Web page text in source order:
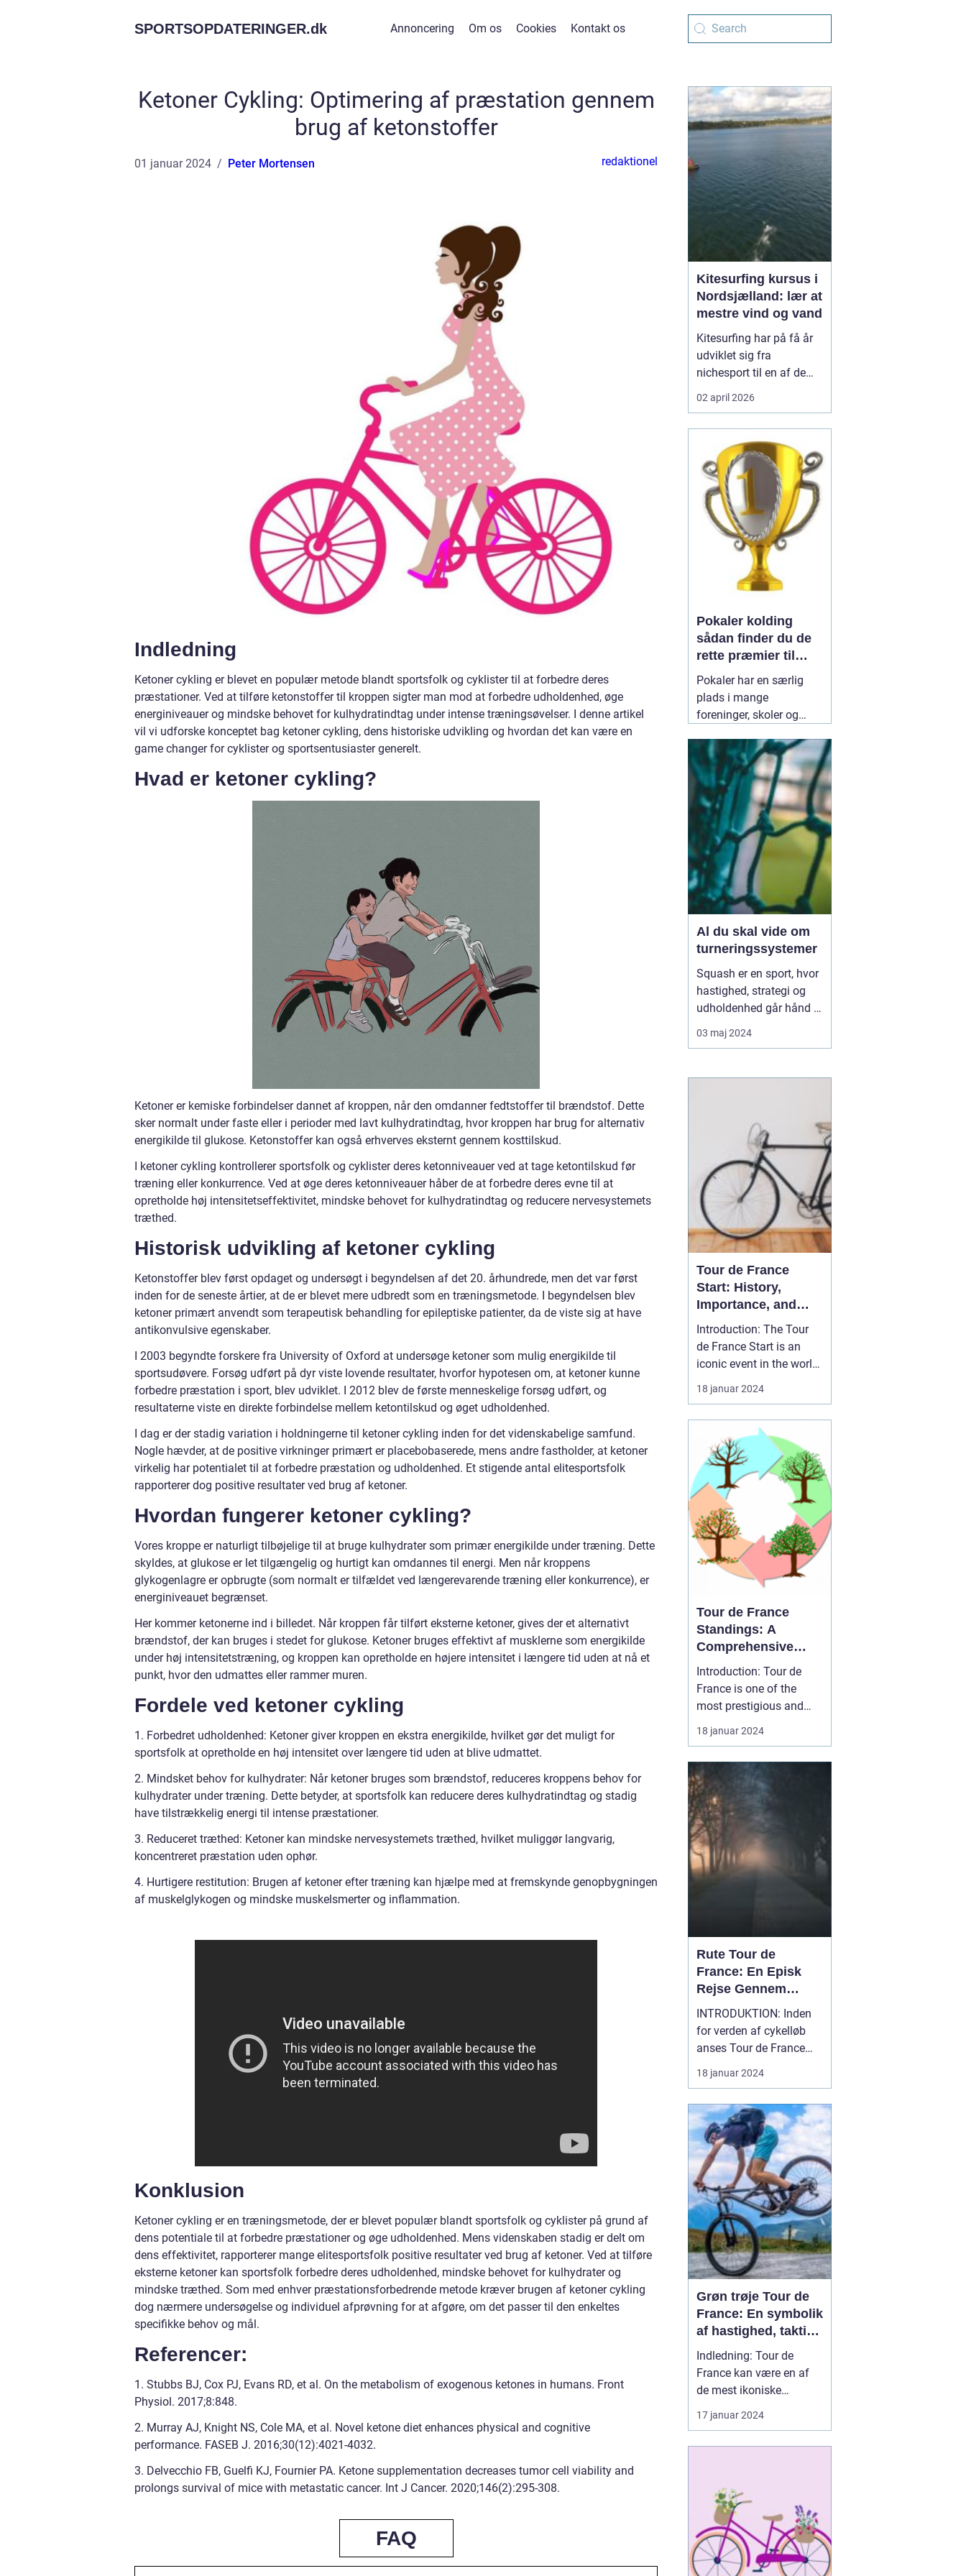
SPORTSOPDATERINGER.dk Annoncering Om os Cookies Kontakt os
Ketoner Cykling: Optimering af præstation gennem
brug af ketonstoffer
01 januar 2024 Peter Mortensen redaktionel
Indledning
Ketoner cykling er blevet en populær metode blandt sportsfolk og cyklister til at forbedre deres
præstationer. Ved at tilføre ketonstoffer til kroppen sigter man mod at forbedre udholdenhed, øge
energiniveauer og mindske behovet for kulhydratindtag under intense træningsøvelser. I denne artikel
vil vi udforske konceptet bag ketoner cykling, dens historiske udvikling og hvordan det kan være en
game changer for cyklister og sportsentusiaster generelt.
Hvad er ketoner cykling?
Ketoner er kemiske forbindelser dannet af kroppen, når den omdanner fedtstoffer til brændstof. Dette
sker normalt under faste eller i perioder med lavt kulhydratindtag, hvor kroppen har brug for alternativ
energikilde til glukose. Ketonstoffer kan også erhverves eksternt gennem kosttilskud.
I ketoner cykling kontrollerer sportsfolk og cyklister deres ketonniveauer ved at tage ketontilskud før
træning eller konkurrence. Ved at øge deres ketonniveauer håber de at forbedre deres evne til at
opretholde høj intensitetseffektivitet, mindske behovet for kulhydratindtag og reducere nervesystemets
træthed.
Historisk udvikling af ketoner cykling
Ketonstoffer blev først opdaget og undersøgt i begyndelsen af det 20. århundrede, men det var først
inden for de seneste årtier, at de er blevet mere udbredt som en træningsmetode. I begyndelsen blev
ketoner primært anvendt som terapeutisk behandling for epileptiske patienter, da de viste sig at have
antikonvulsive egenskaber.
I 2003 begyndte forskere fra University of Oxford at undersøge ketoner som mulig energikilde til
sportsudøvere. Forsøg udført på dyr viste lovende resultater, hvorfor hypotesen om, at ketoner kunne
forbedre præstation i sport, blev udviklet. I 2012 blev de første menneskelige forsøg udført, og
resultaterne viste en direkte forbindelse mellem ketontilskud og øget udholdenhed.
I dag er der stadig variation i holdningerne til ketoner cykling inden for det videnskabelige samfund.
Nogle hævder, at de positive virkninger primært er placebobaserede, mens andre fastholder, at ketoner
virkelig har potentialet til at forbedre præstation og udholdenhed. Et stigende antal elitesportsfolk
rapporterer dog positive resultater ved brug af ketoner.
Hvordan fungerer ketoner cykling?
Vores kroppe er naturligt tilbøjelige til at bruge kulhydrater som primær energikilde under træning. Dette
skyldes, at glukose er let tilgængelig og hurtigt kan omdannes til energi. Men når kroppens
glykogenlagre er opbrugte (som normalt er tilfældet ved længerevarende træning eller konkurrence), er
energiniveauet begrænset.
Her kommer ketonerne ind i billedet. Når kroppen får tilført eksterne ketoner, gives der et alternativt
brændstof, der kan bruges i stedet for glukose. Ketoner bruges effektivt af musklerne som energikilde
under høj intensitetstræning, og kroppen kan opretholde en højere intensitet i længere tid uden at nå et
punkt, hvor den udmattes eller rammer muren.
Fordele ved ketoner cykling
1. Forbedret udholdenhed: Ketoner giver kroppen en ekstra energikilde, hvilket gør det muligt for
sportsfolk at opretholde en høj intensitet over længere tid uden at blive udmattet.
2. Mindsket behov for kulhydrater: Når ketoner bruges som brændstof, reduceres kroppens behov for
kulhydrater under træning. Dette betyder, at sportsfolk kan reducere deres kulhydratindtag og stadig
have tilstrækkelig energi til intense præstationer.
3. Reduceret træthed: Ketoner kan mindske nervesystemets træthed, hvilket muliggør langvarig,
koncentreret præstation uden ophør.
4. Hurtigere restitution: Brugen af ketoner efter træning kan hjælpe med at fremskynde genopbygningen
af muskelglykogen og mindske muskelsmerter og inflammation.
Konklusion
Ketoner cykling er en træningsmetode, der er blevet populær blandt sportsfolk og cyklister på grund af
dens potentiale til at forbedre præstationer og øge udholdenhed. Mens videnskaben stadig er delt om
dens effektivitet, rapporterer mange elitesportsfolk positive resultater ved brug af ketoner. Ved at tilføre
eksterne ketoner kan sportsfolk forbedre deres udholdenhed, mindske behovet for kulhydrater og
mindske træthed. Som med enhver præstationsforbedrende metode kræver brugen af ketoner cykling
dog nærmere undersøgelse og individuel afprøvning for at afgøre, om det passer til den enkeltes
specifikke behov og mål.
Referencer:
1. Stubbs BJ, Cox PJ, Evans RD, et al. On the metabolism of exogenous ketones in humans. Front
Physiol. 2017;8:848.
2. Murray AJ, Knight NS, Cole MA, et al. Novel ketone diet enhances physical and cognitive
performance. FASEB J. 2016;30(12):4021-4032.
3. Delvecchio FB, Guelfi KJ, Fournier PA. Ketone supplementation decreases tumor cell viability and
prolongs survival of mice with metastatic cancer. Int J Cancer. 2020;146(2):295-308.
FAQ
Kitesurfing kursus i
Nordsjælland: lær at
mestre vind og vand
Kitesurfing har på få år
udviklet sig fra
nichesport til en af de
mest eftertragtede
vandsportsaktiviteter
Mange kigger mod de
lange, lavvandede
strande og stabile vinde i
Nordsjælland, når de
vil...
02 april 2026
Pokaler kolding
sådan finder du de
rette præmier til
enhver begivenhed
Pokaler har en særlig
plads i mange
foreninger, skoler og
Trekantsområdet. En
pokal markerer ikke kun
en sejr, men også
fællesskab, indsats og
gode oplevelser. Når
arrangører leder efter 02
januar 2026
Al du skal vide om
turneringssystemer
Squash er en sport, hvor
hastighed, strategi og
udholdenhed går hånd i
hånd. Den test af fysisk
og mental styrke, som
har gjort den yderst
squashturneringer,
kræves der et pålideligt
03 maj 2024
Tour de France
Start: History,
Importance, and
Evolution
Introduction: The Tour
de France Start is an
iconic event in the world
of cycling, captivating
sports and leisure
the globe. This article
delves into the history,
significance, and
evolution of the Tour de
France Start, provid...
18 januar 2024
Tour de France
Standings: A
Comprehensive
Guide for Sports
Enthusiasts
Introduction: Tour de
France is one of the
most prestigious and
grueling bicycle races in
the world. With its rich
terrains, and fierce
competition, it
captivates the attention
of sports enthusiasts
globally. In this article,
we ...
18 januar 2024
Rute Tour de
France: En Episk
Rejse Gennem
Historien
INTRODUKTION: Inden
for verden af cykelløb
anses Tour de France
som den ultimative
udfordring. Det er en
verdens bedste
cykelryttere til en tre uger
lang rute, der snor sig
igennem nogle af de
smukkeste landskaber i
Frankrig. S...
18 januar 2024
Grøn trøje Tour de
France: En symbolik
af hastighed, taktik
og udholdenhed
Indledning: Tour de
France kan være en af
de mest ikoniske
cykelløb i verden, og
med dette fantastiske
er den eftertragtede
"grøn trøje Tour de
France" et symbol på
hastighed...
17 januar 2024